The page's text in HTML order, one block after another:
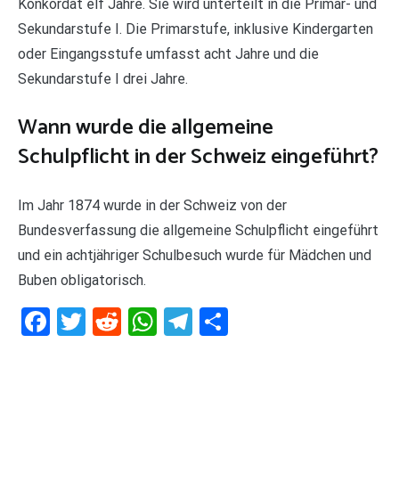
Konkordat elf Jahre. Sie wird unterteilt in die Primar- und
Sekundarstufe I. Die Primarstufe, inklusive Kindergarten
oder Eingangsstufe umfasst acht Jahre und die
Sekundarstufe I drei Jahre.
Wann wurde die allgemeine
Schulpflicht in der Schweiz eingeführt?
Im Jahr 1874 wurde in der Schweiz von der
Bundesverfassung die allgemeine Schulpflicht eingeführt
und ein achtjähriger Schulbesuch wurde für Mädchen und
Buben obligatorisch.
Facebook
Twitter
RedditWhatsApp
Telegram